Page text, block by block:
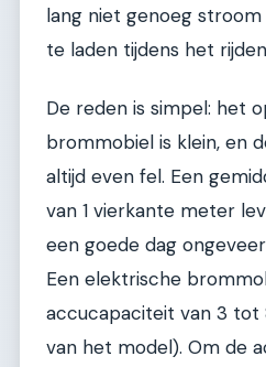
lang niet genoeg
te laden tijdens het
De reden is simpel: het
brommobiel is klein, en
altijd even fel. Een
van 1 vierkante meter
een goede dag
Een elektrische
accucapaciteit van 3 tot
van het model). Om de